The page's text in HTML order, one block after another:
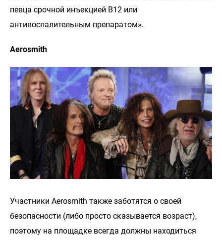
певца срочной инъекцией B12 или
антивоспалительным препаратом».
Aerosmith
Участники Aerosmith также заботятся о своей
безопасности (либо просто сказывается возраст),
поэтому на площадке всегда должны находиться